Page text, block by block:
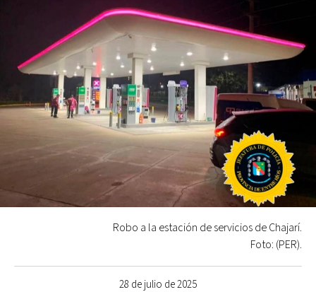
28 de julio de 2025
Robo a la estación de servicios de Chajarí.
Foto: (PER).